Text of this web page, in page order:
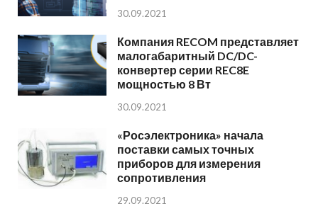
30.09.2021
Компания RECOM представляет
малогабаритный DC/DC-
конвертер серии REC8E
мощностью 8 Вт
30.09.2021
«Росэлектроника» начала
поставки самых точных
приборов для измерения
сопротивления
29.09.2021